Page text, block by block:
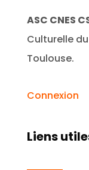
ASC CNES
Culturelle
Toulouse.
Connexion
Liens